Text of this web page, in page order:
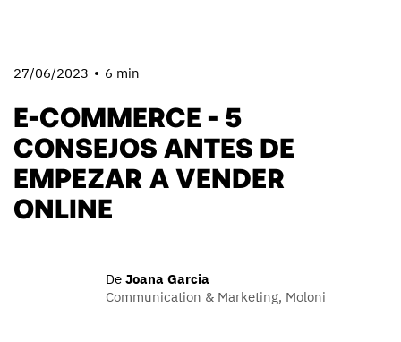
27/06/2023 6 min
E-COMMERCE - 5
CONSEJOS ANTES DE
EMPEZAR A VENDER
ONLINE
De Joana Garcia
Communication & Marketing, Moloni